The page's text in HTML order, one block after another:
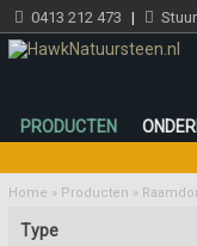
0413 212 473 |
PRODUCTEN
Home » Producten »
Type